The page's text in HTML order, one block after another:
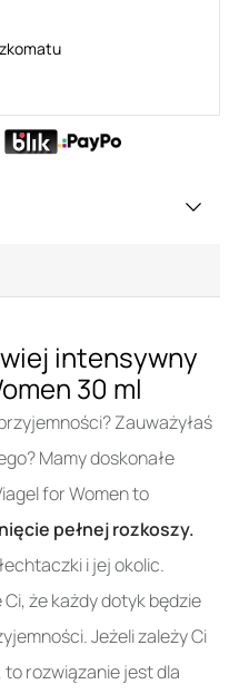
intensywny
30 ml
Zauważyłaś
Mamy doskonałe
for Women to
pełnej rozkoszy.
i jej okolic.
że każdy dotyk będzie
Jeżeli zależy Ci
rozwiązanie jest dla